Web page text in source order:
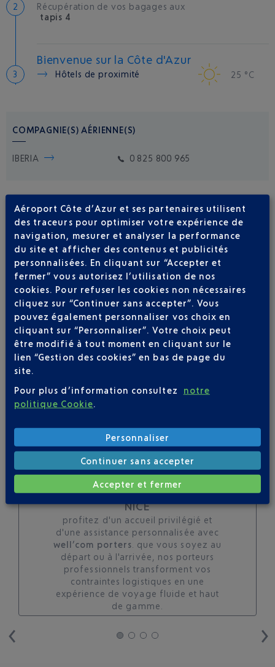
Récupération de vos bagages aux
tapis 4
Bienvenue sur la Côte d'Azur
Hôtels de proximité 25 °C
COMPAGNIE(S) AÉRIENNE(S)
IBERIA 0 825 800 965
Soyez notifié(e) de
toutes les évolutions
pour ce vol
SUIVRE CE VOL
SERVICE PORTEURS DE
BAGAGES : VOYAGEZ LÉGER À
NICE
profitez d'un accueil privilégié et
d'une assistance personnalisée avec
well’com porters . que vous soyez au
départ ou à l'arrivée, nos porteurs
professionnels transforment vos
contraintes logistiques en une
expérience de voyage fluide et haut
de gamme.
Aéroport Côte d’Azur et ses partenaires utilisent
des traceurs pour optimiser votre expérience de
navigation, mesurer et analyser la performance
du site et afficher des contenus et publicités
personnalisées. En cliquant sur “Accepter et
fermer” vous autorisez l’utilisation de nos
cookies. Pour refuser les cookies non nécessaires
cliquez sur “Continuer sans accepter”. Vous
pouvez également personnaliser vos choix en
cliquant sur “Personnaliser”. Votre choix peut
être modifié à tout moment en cliquant sur le
lien “Gestion des cookies” en bas de page du
site.
Pour plus d’information consultez
notre
politique Cookie.
Personnaliser
Continuer sans accepter
Accepter et fermer